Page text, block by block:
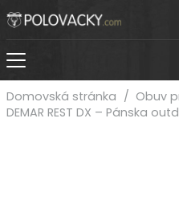
Domovská stránka / Obuv
DEMAR REST DX – Pánska